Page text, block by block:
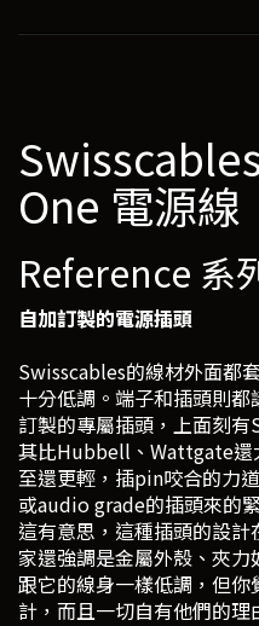
One 電源線
Reference 系
自加訂製的電源插頭
Swisscables的線材外面都
十分低調。端子和插頭則
訂製的專屬插頭，上面刻
其比Hubbell、Wattgate還
至還更輕，插pin咬合的力
或audio grade的插頭來的
這有意思，這種插頭的設
家還強調是金屬外殼、夾
跟它的線身一樣低調，但
計，而且一切自有他們的理